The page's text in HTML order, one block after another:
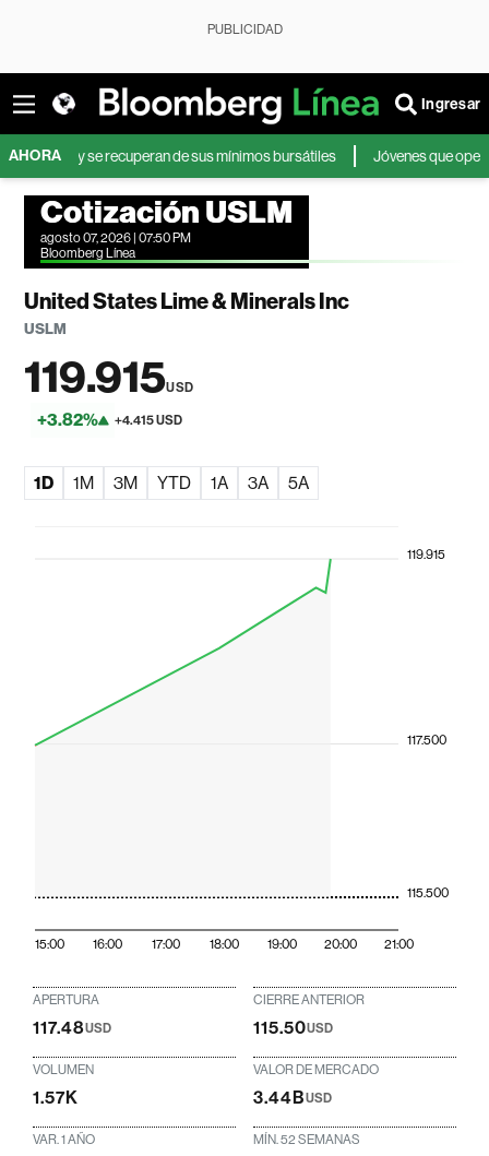
PUBLICIDAD
Ingresar
AHORA
y se recuperan de sus mínimos bursátiles Jóvenes que operan en
Cotización USLM
agosto 07, 2026 | 07:50 PM
Bloomberg Línea
United States Lime & Minerals Inc
USLM
119.915USD
+3.82% +4.415 USD
1D 1M 3M YTD 1A 3A 5A
15:00 16:00 17:00 18:00 19:00 20:00 21:00
115.500
117.500
119.915
APERTURA
117.48USD
CIERRE ANTERIOR
115.50USD
VOLUMEN
1.57K
VALOR DE MERCADO
3.44BUSD
VAR. 1 AÑO MÍN. 52 SEMANAS